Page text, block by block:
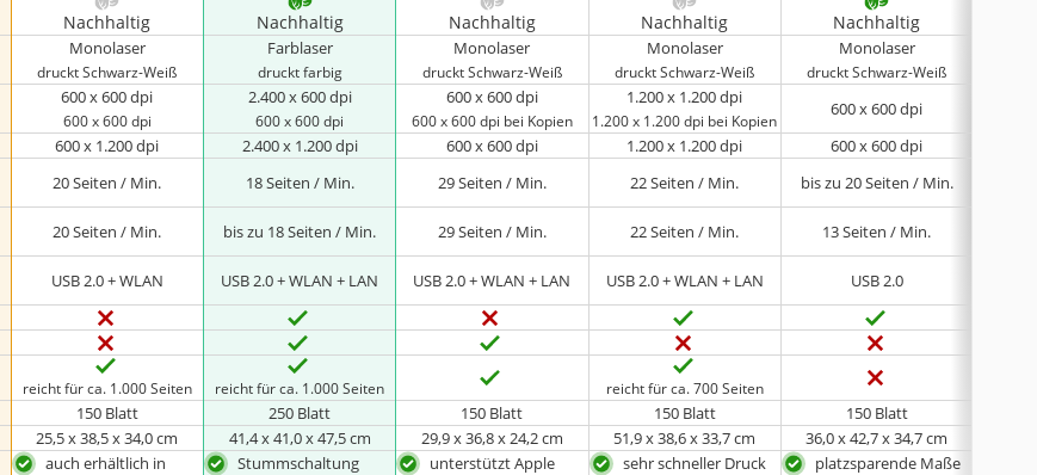
Nachhaltig Nachhaltig Nachhaltig Nachhaltig Nachhaltig
Monolaser
druckt Schwarz-Weiß
Farblaser
druckt farbig
Monolaser
druckt Schwarz-Weiß
Monolaser
druckt Schwarz-Weiß
Monolaser
druckt Schwarz-Weiß
600 x 600 dpi
600 x 600 dpi
2.400 x 600 dpi
600 x 600 dpi
600 x 600 dpi
600 x 600 dpi bei Kopien
1.200 x 1.200 dpi
1.200 x 1.200 dpi bei Kopien
600 x 600 dpi
600 x 1.200 dpi 2.400 x 1.200 dpi 600 x 600 dpi 1.200 x 1.200 dpi 600 x 600 dpi
20 Seiten / Min. 18 Seiten / Min. 29 Seiten / Min. 22 Seiten / Min. bis zu 20 Seiten / Min.
20 Seiten / Min. bis zu 18 Seiten / Min. 29 Seiten / Min. 22 Seiten / Min. 13 Seiten / Min.
USB 2.0 + WLAN USB 2.0 + WLAN + LAN USB 2.0 + WLAN + LAN USB 2.0 + WLAN + LAN
USB 2.0
reicht für ca. 1.000 Seiten reicht für ca. 1.000 Seiten reicht für ca. 700 Seiten
150 Blatt 250 Blatt 150 Blatt 150 Blatt
150 Blatt
25,5 x 38,5 x 34,0 cm 41,4 x 41,0 x 47,5 cm ‎29,9 x 36,8 x 24,2 cm 51,9 x 38,6 x 33,7 cm 36,0 x 42,7 x 34,7 cm
auch erhältlich in
Stummschaltung
unterstützt Apple
sehr schneller Druck
platzsparende Maße